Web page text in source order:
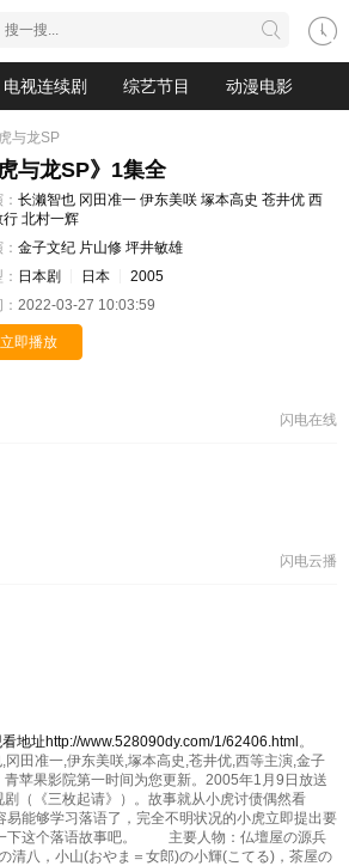
电视连续剧 综艺节目 动漫电影
虎与龙SP
虎与龙SP》1集全
长濑智也 冈田准一 伊东美咲 塚本高史 苍井优 西
行 北村一辉
金子文纪 片山修 坪井敏雄
日本剧 日本
2005
2022-03-27 10:03:59
立即播放
闪电在线
闪电云播
看地址http://www.528090dy.com/1/62406.html 。
,冈田准一,伊东美咲,塚本高史,苍井优,西等主演,金子
苹果影院第一时间为您更新。2005年1月9日放送
（《三枚起请》）。故事就从小虎讨债偶然看
易能够学习落语了，完全不明状况的小虎立即提出要
一下这个落语故事吧。 主要人物：仏壇屋の源兵
清八，小山(おやま＝女郎)の小輝(こてる)，茶屋の